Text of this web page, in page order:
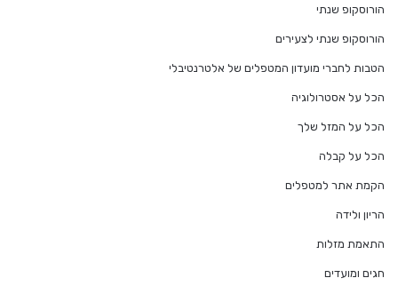
הורוסקופ שנתי
הורוסקופ שנתי לצעירים
הטבות לחברי מועדון המטפלים של אלטרנטיבלי
הכל על אסטרולוגיה
הכל על המזל שלך
הכל על קבלה
הקמת אתר למטפלים
הריון ולידה
התאמת מזלות
חגים ומועדים